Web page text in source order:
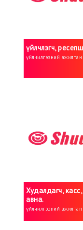
үйлчлэгч,
үйлчилгээний ажилтан
Худалдагч,
авна.
үйлчилгээний ажилтан